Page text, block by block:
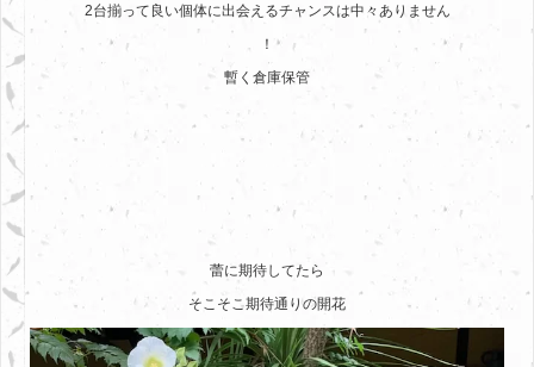
2台揃って良い個体に出会えるチャンスは中々ありません
！
暫く倉庫保管
蕾に期待してたら
そこそこ期待通りの開花